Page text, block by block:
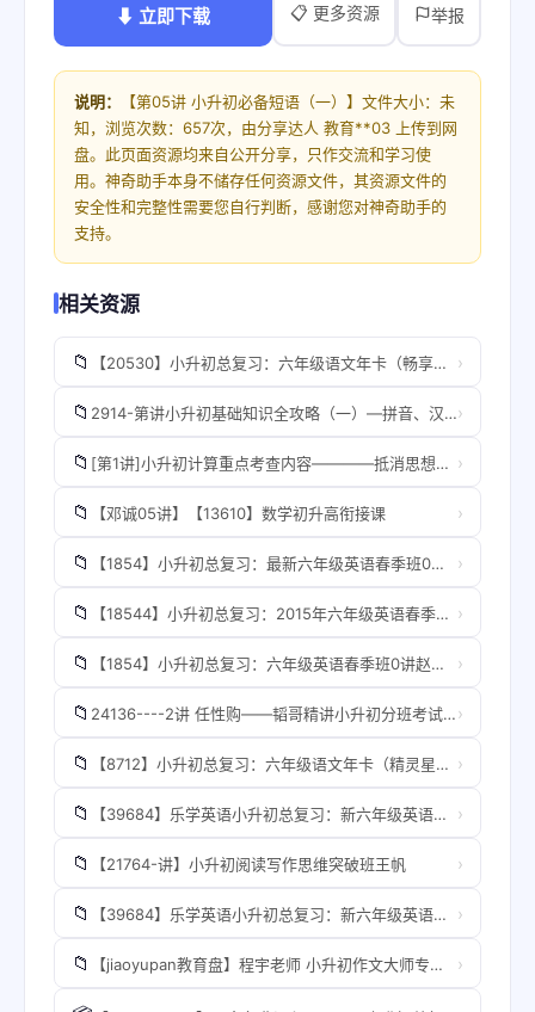
⬇ 立即下载 📋 更多资源 举报
说明：
【第05讲 小升初必备短语（一）】文件大小：未
知，浏览次数：657次，由分享达人 教育**03 上传到网
盘。此页面资源均来自公开分享，只作交流和学习使
用。神奇助手本身不储存任何资源文件，其资源文件的
安全性和完整性需要您自行判断，感谢您对神奇助手的
支持。
相关资源
📁 【20530】小升初总复习：六年级语文年卡（畅享语文成长计划21-24级）【49讲达吾力江】 ›
📁 2914-第讲小升初基础知识全攻略（一）—拼音、汉字›
📁 [第1讲]小升初计算重点考查内容————抵消思想——裂项 ›
📁 【邓诚05讲】【13610】数学初升高衔接课 ›
📁 【1854】小升初总复习：最新六年级英语春季班0讲赵紫涵- ›
📁 【18544】小升初总复习：2015年六年级英语春季班【10讲赵紫涵】 ›
📁 【1854】小升初总复习：六年级英语春季班0讲赵紫涵 ›
📁 24136----2讲 任性购——韬哥精讲小升初分班考试【朱韬】(1)›
📁 【8712】小升初总复习：六年级语文年卡（精灵星球探秘 畅享语文成长计划21-24级）【40讲-王雨吉】 ›
📁 【39684】乐学英语小升初总复习：新六年级英语年卡【50讲赵紫涵】 ›
📁 【21764-讲】小升初阅读写作思维突破班王帆 ›
📁 【39684】乐学英语小升初总复习：新六年级英语年卡【50讲赵紫涵】 ›
📁 【jiaoyupan教育盘】程宇老师 小升初作文大师专题班 20讲 ›